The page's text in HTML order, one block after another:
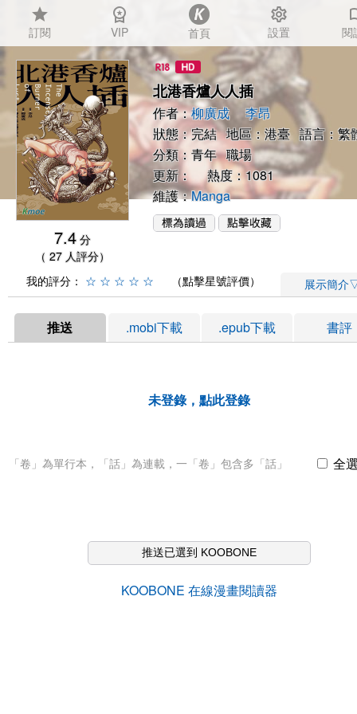
star
訂閱
workspace_premium
VIP 首頁
settings
設置 閱
7.4 分
（ 27 人評分）
北港香爐人人插
作者：柳廣成
李昂
狀態：完結 地區：港臺 語言：繁
分類： 青年 職場
更新： 熱度：1081
維護：Manga
我的評分： ☆ ☆ ☆ ☆ ☆ （點擊星號評價） 展示簡介
推送 .mobi下載 .epub下載 書評
未登錄，點此登錄
「卷」為單行本，「話」為連載，一「卷」包含多「話」 全
推送已選到 KOOBONE
KOOBONE 在線漫畫閱讀器